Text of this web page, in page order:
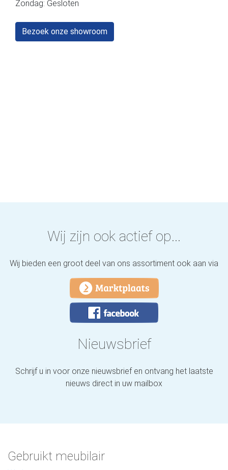
Zondag: Gesloten
Bezoek onze showroom
Wij zijn ook actief op...
Wij bieden een groot deel van ons assortiment ook aan via
Nieuwsbrief
Schrijf u in voor onze nieuwsbrief en ontvang het laatste
nieuws direct in uw mailbox
Gebruikt meubilair